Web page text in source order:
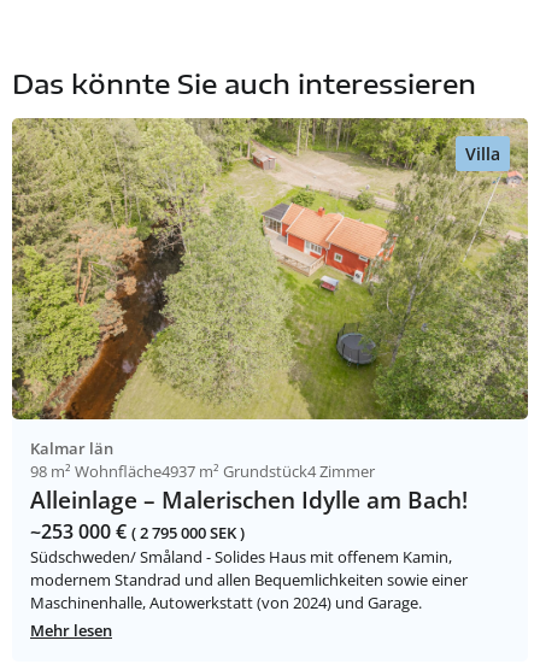
Das könnte Sie auch interessieren
Villa
Kalmar län
98 m² Wohnfläche4937 m² Grundstück4 Zimmer
Alleinlage – Malerischen Idylle am Bach!
~253 000 € ( 2 795 000 SEK )
Südschweden/ Småland - Solides Haus mit offenem Kamin,
modernem Standrad und allen Bequemlichkeiten sowie einer
Maschinenhalle, Autowerkstatt (von 2024) und Garage.
Mehr lesen